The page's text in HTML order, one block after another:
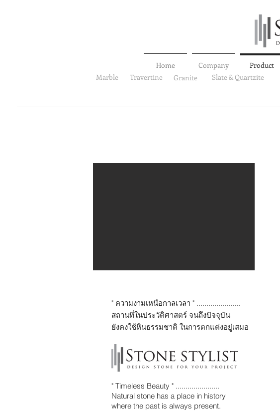
Home Company Product
Travertine
Granite Slate & Quartzite
Marble
" ความงามเหนือกาลเวลา " ......................
สถานที่ในประวัติศาสตร์ จนถึงปัจจุบัน
ยังคงใช้หินธรรมชาติ ในการตกแต่งอยู่เสมอ
" Timeless Beauty " ......................
Natural stone has a place in history
where the past is always present.